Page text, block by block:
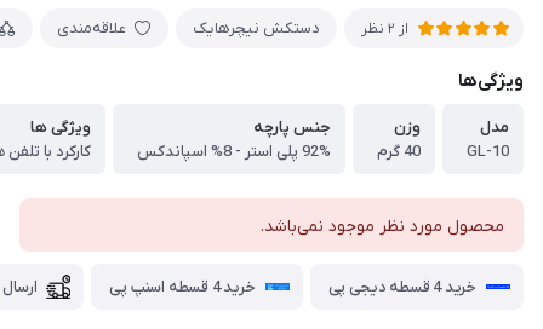
از 2 نظر دستکش نیچرهایک علاقه‌مندی
ویژگی‌ها
مدل
GL-10
وزن
40 گرم
جنس پارچه
92% پلی استر - 8% اسپاندکس
ویژگی ها
محصول مورد نظر موجود نمی‌باشد.
خرید 4 قسطه دیجی پی خرید 4 قسطه اسنپ پی